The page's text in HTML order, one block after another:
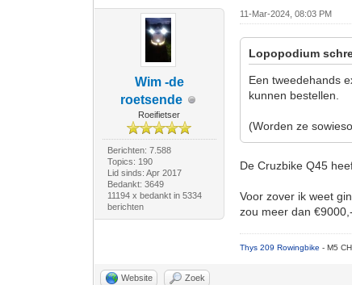
Wim -de
roetsende
Roeifietser
Berichten: 7.588
Topics: 190
Lid sinds: Apr 2017
Bedankt: 3649
11194 x bedankt in 5334
berichten
11-Mar-2024, 08:03 PM
Lopopodium
Een tweedehands
kunnen bestellen.
(Worden ze
De Cruzbike Q45
Voor zover ik weet
zou meer dan
Thys 209 Rowingbike- M5
Website Zoek